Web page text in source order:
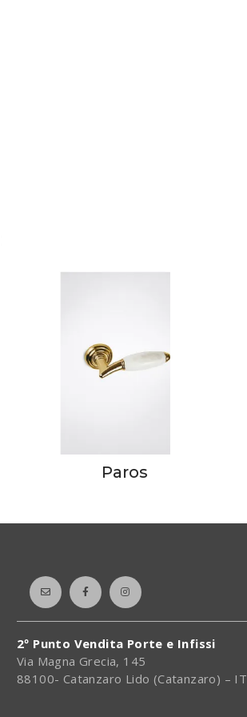
Paros
2º Punto Vendita Porte e Infissi
Via Magna Grecia, 145
88100- Catanzaro Lido (Catanzaro) – IT